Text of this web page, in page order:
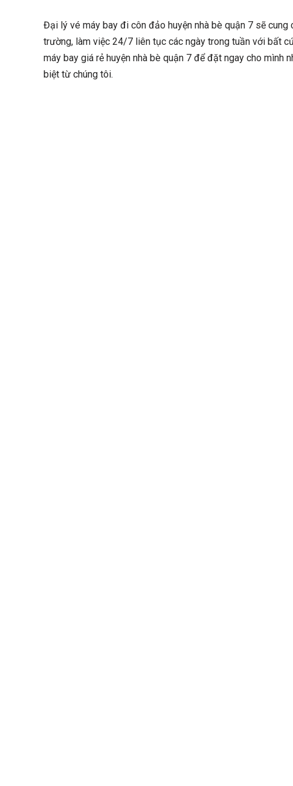
Đại lý vé máy bay đi côn đảo huyện nhà bè quận 7 sẽ
trường, làm việc 24/7 liên tục các ngày trong tuần với bất
máy bay giá rẻ huyện nhà bè quận 7 để đặt ngay cho
biệt từ chúng tôi.